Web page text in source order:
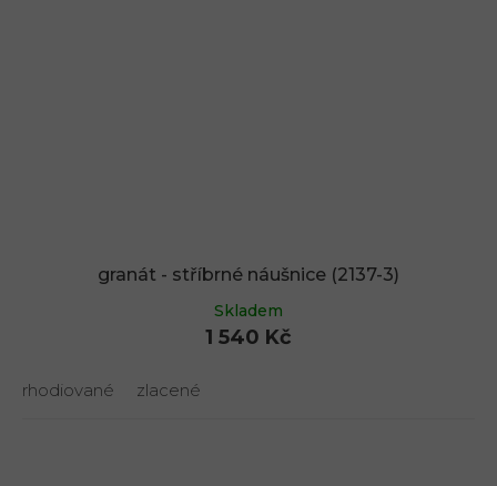
granát - stříbrné náušnice (2137-3)
Skladem
1 540 Kč
rhodiované zlacené